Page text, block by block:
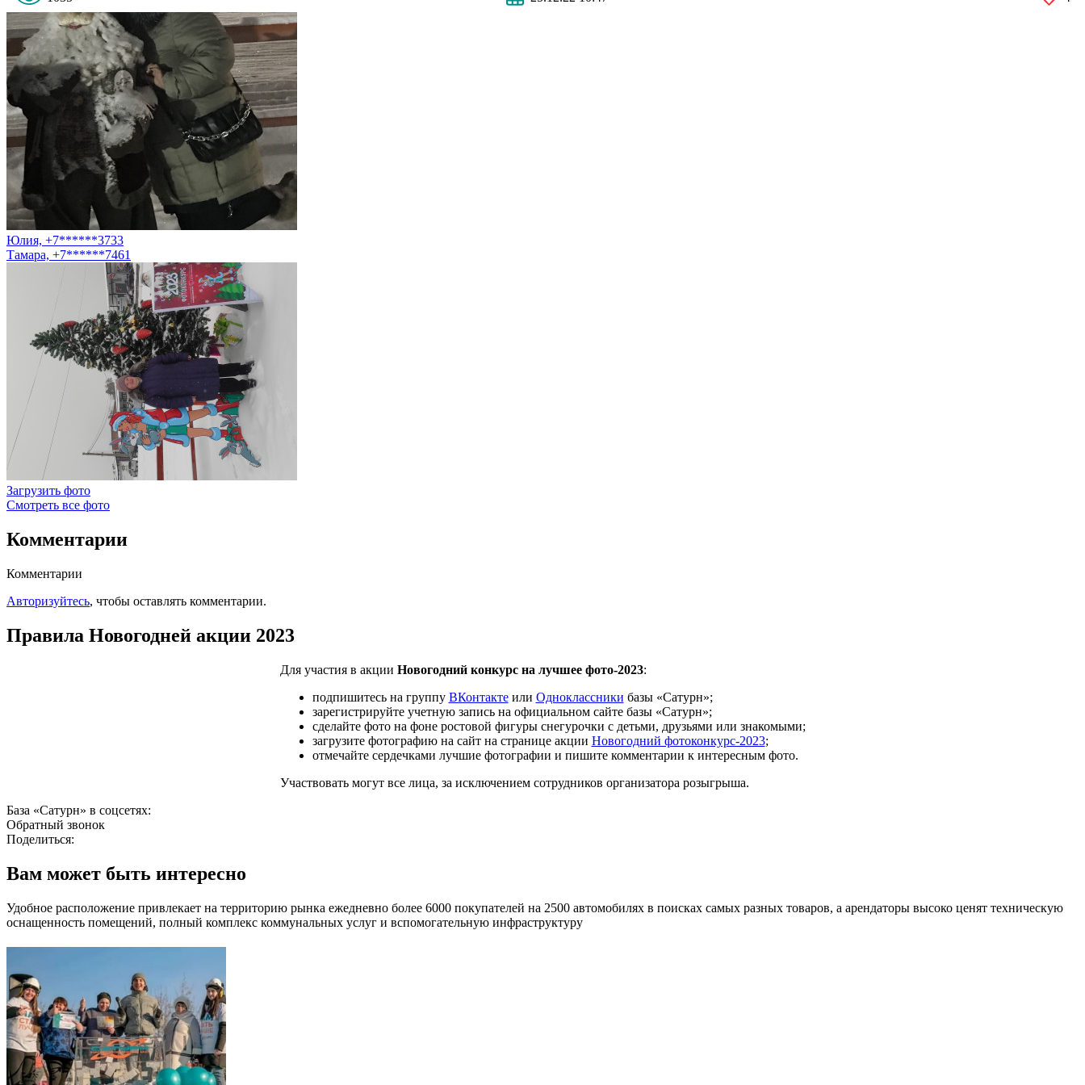
Юлия, +7******3733
Тамара, +7******7461
Загрузить фото
Смотреть все фото
Комментарии
Комментарии
Авторизуйтесь, чтобы оставлять комментарии.
Правила Новогодней акции 2023
Для участия в акции Новогодний конкурс на лучшее фото-2023:
подпишитесьна группу ВКонтактеили Одноклассники базы «Сатурн»;
зарегистрируйте учетную записьна официальном сайте базы «Сатурн»;
сделайте фотона фоне ростовой фигуры снегурочки с детьми, друзьями или знакомыми;
загрузите фотографию на сайтна странице акции Новогодний фотоконкурс-2023;
отмечайте сердечками лучшие фотографии и пишите комментарии к интересным фото.
Участвовать могут все лица, за исключением сотрудников организатора розыгрыша.
База «Сатурн» в соцсетях:
Обратный звонок
Поделиться:
Вам может быть интересно
Удобное расположение привлекает на территорию рынка ежедневно более 6000 покупателей на 2500 автомобилях в поисках самых разных товаров, а арендаторы высоко ценят техническую
оснащенность помещений, полный комплекс коммунальных услуг и вспомогательную инфраструктуру